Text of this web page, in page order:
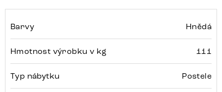
Barvy Hnědá
Hmotnost výrobku v kg 111
Typ nábytku Postele